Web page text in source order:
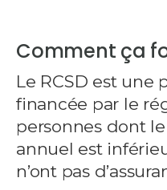
Comment ça
Le RCSD est une
financée par le
personnes dont
annuel est
n’ont pas